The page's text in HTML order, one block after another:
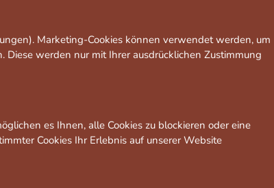
Marketing-Cookies können verwendet werden, um
werden nur mit Ihrer ausdrücklichen Zustimmung
es Ihnen, alle Cookies zu blockieren oder eine
Cookies Ihr Erlebnis auf unserer Website